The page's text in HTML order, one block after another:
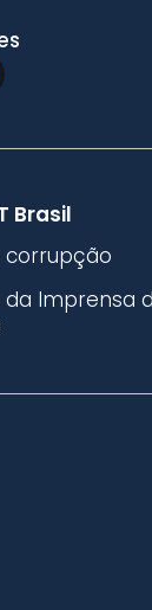
Brasil
corrupção
Imprensa